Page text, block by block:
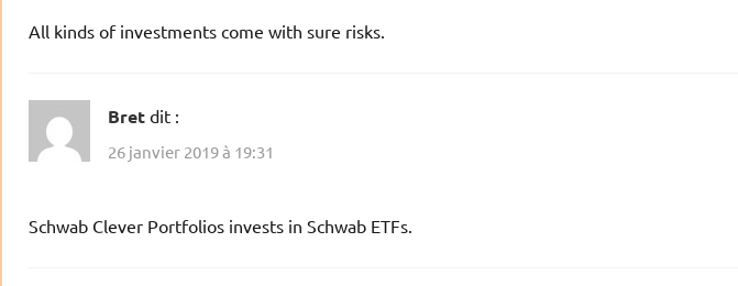
All kinds of investments come with sure risks.
Bret dit :
26 janvier 2019 à 19:31
Schwab Clever Portfolios invests in Schwab ETFs.